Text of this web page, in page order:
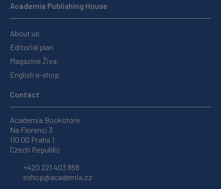
Academia Publishing House
About us
Editorial plan
Magazine Živa
English e-shop
Contact
Academia Bookstore
Na Florenci 3
110 00 Praha 1
Czech Republic
+420 221 403 858
eshop@academia.cz